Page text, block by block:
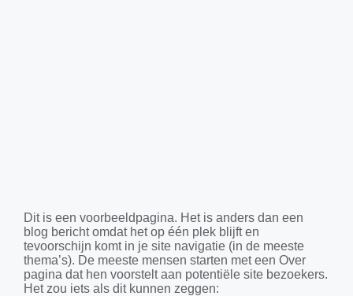
Dit is een voorbeeldpagina. Het is anders dan een
blog bericht omdat het op één plek blijft en
tevoorschijn komt in je site navigatie (in de meeste
thema’s). De meeste mensen starten met een Over
pagina dat hen voorstelt aan potentiële site bezoekers.
Het zou iets als dit kunnen zeggen: